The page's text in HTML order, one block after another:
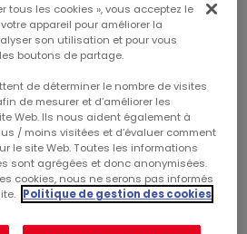
RESPONSABLE
Mercialys est le partenaire
et cherche à coopérer
relation équilibrée et de long
tous les cookies », vous acceptez le
appareil pour améliorer la
son utilisation et pour vous
boutons de partage.
de déterminer le nombre de visites
de mesurer et d’améliorer les
Web. Ils nous aident également à
/ moins visitées et d’évaluer comment
le site Web. Toutes les informations
sont agrégées et donc anonymisées.
cookies, nous ne serons pas informés
Politique de gestion des cookies